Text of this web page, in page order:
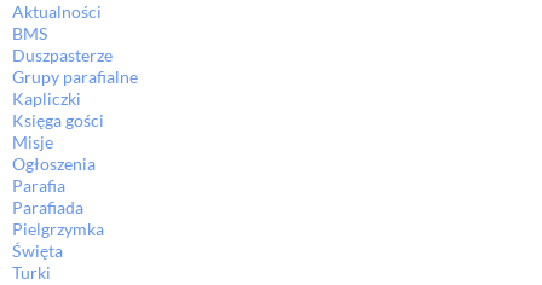
Aktualności
BMS
Duszpasterze
Grupy parafialne
Kapliczki
Księga gości
Misje
Ogłoszenia
Parafia
Parafiada
Pielgrzymka
Święta
Turki